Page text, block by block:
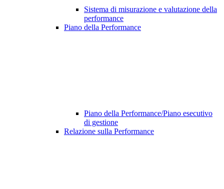
Sistema di misurazione e valutazione della
performance
Piano della Performance
Piano della Performance/Piano esecutivo
di gestione
Relazione sulla Performance